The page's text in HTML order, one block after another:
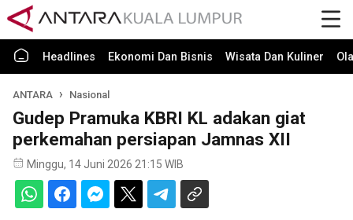
Headlines Ekonomi Dan Bisnis Wisata Dan Kuliner
ANTARA Nasional
Gudep Pramuka KBRI KL adakan giat
perkemahan persiapan Jamnas XII
Minggu, 14 Juni 2026 21:15 WIB